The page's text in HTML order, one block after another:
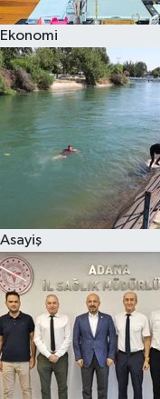
Ekonomi
Asayiş